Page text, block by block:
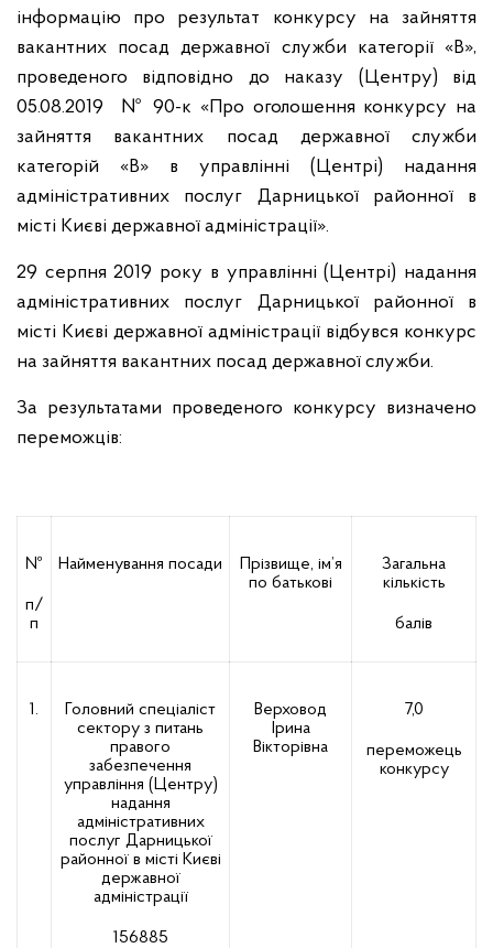
інформацію про результат конкурсу на зайняття
вакантних посад державної служби категорії «В»,
проведеного відповідно до наказу (Центру) від
05.08.2019 № 90-к «Про оголошення конкурсу на
зайняття вакантних посад державної служби
категорій «В» в управлінні (Центрі) надання
адміністративних послуг Дарницької районної в
місті Києві державної адміністрації».
29 серпня 2019 року в управлінні (Центрі) надання
адміністративних послуг Дарницької районної в
місті Києві державної адміністрації відбувся конкурс
на зайняття вакантних посад державної служби.
За результатами проведеного конкурсу визначено
переможців:
№
п/
п
Найменування посади
Прізвище, ім’я
по батькові
Загальна
кількість
балів
1.
Головний спеціаліст
сектору з питань
правого
забезпечення
управління (Центру)
надання
адміністративних
послуг Дарницької
районної в місті Києві
державної
адміністрації
156885
Верховод
Ірина
Вікторівна
7,0
переможець
конкурсу